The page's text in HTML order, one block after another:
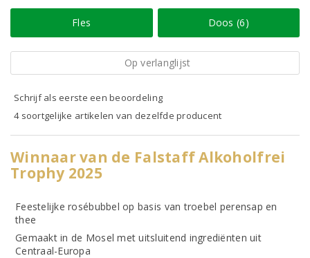
Fles Doos (6)
Op verlanglijst
Schrijf als eerste een beoordeling
4 soortgelijke artikelen van dezelfde producent
Winnaar van de Falstaff Alkoholfrei
Trophy 2025
Feestelijke rosébubbel op basis van troebel perensap en
thee
Gemaakt in de Mosel met uitsluitend ingrediënten uit
Centraal-Europa